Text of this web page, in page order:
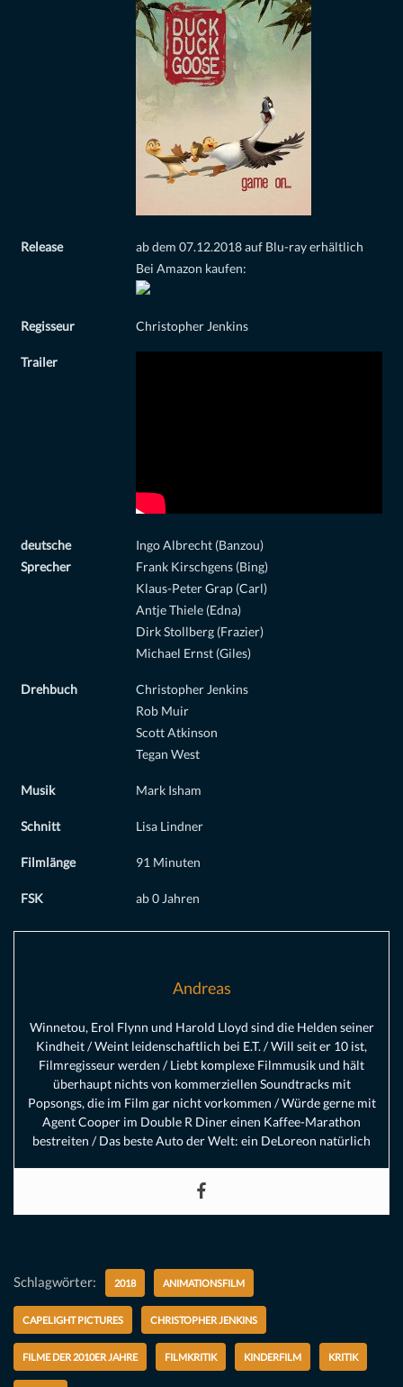
Release
ab dem 07.12.2018 auf Blu-ray erhältlich
Bei Amazon kaufen:
Regisseur Christopher Jenkins
Trailer
deutsche
Sprecher
Ingo Albrecht (Banzou)
Frank Kirschgens (Bing)
Klaus-Peter Grap (Carl)
Antje Thiele (Edna)
Dirk Stollberg (Frazier)
Michael Ernst (Giles)
Drehbuch
Christopher Jenkins
Rob Muir
Scott Atkinson
Tegan West
Musik Mark Isham
Schnitt Lisa Lindner
Filmlänge 91 Minuten
FSK ab 0 Jahren
Andreas
Winnetou, Erol Flynn und Harold Lloyd sind die Helden seiner
Kindheit / Weint leidenschaftlich bei E.T. / Will seit er 10 ist,
Filmregisseur werden / Liebt komplexe Filmmusik und hält
überhaupt nichts von kommerziellen Soundtracks mit
Popsongs, die im Film gar nicht vorkommen / Würde gerne mit
Agent Cooper im Double R Diner einen Kaffee-Marathon
bestreiten / Das beste Auto der Welt: ein DeLoreon natürlich
Schlagwörter: 2018 ANIMATIONSFILM
CAPELIGHT PICTURES CHRISTOPHER JENKINS
FILME DER 2010ER JAHRE FILMKRITIK KINDERFILM KRITIK